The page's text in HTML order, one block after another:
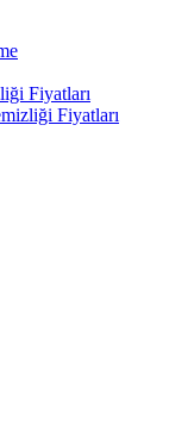
Fiyatları
Fiyatları